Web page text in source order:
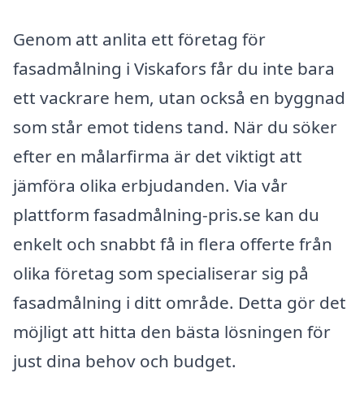
Genom att anlita ett företag för
fasadmålning i Viskafors får du inte bara
ett vackrare hem, utan också en byggnad
som står emot tidens tand. När du söker
efter en målarfirma är det viktigt att
jämföra olika erbjudanden. Via vår
plattform fasadmålning-pris.se kan du
enkelt och snabbt få in flera offerte från
olika företag som specialiserar sig på
fasadmålning i ditt område. Detta gör det
möjligt att hitta den bästa lösningen för
just dina behov och budget.